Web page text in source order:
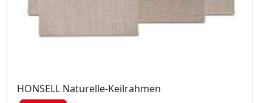
HONSELL Naturelle-Keilrahmen